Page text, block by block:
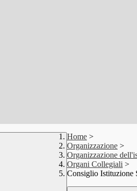
Home >
Organizzazione >
Organizzazione
Organi Collegiali >
Consiglio Istituzione